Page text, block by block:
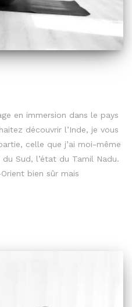
en immersion dans le pays
découvrir l’Inde, je vous
celle que j’ai moi-même
Sud, l’état du Tamil Nadu.
bien sûr mais